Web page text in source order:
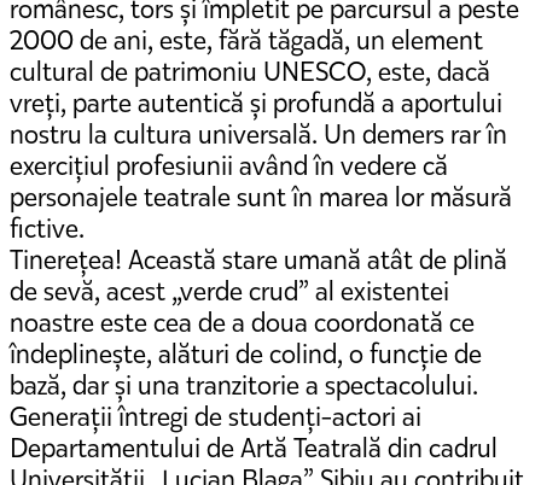
românesc, tors și împletit pe parcursul a peste
2000 de ani, este, fără tăgadă, un element
cultural de patrimoniu UNESCO, este, dacă
vreți, parte autentică și profundă a aportului
nostru la cultura universală. Un demers rar în
exercițiul profesiunii având în vedere că
personajele teatrale sunt în marea lor măsură
fictive.
Tinerețea! Această stare umană atât de plină
de sevă, acest „verde crud” al existentei
noastre este cea de a doua coordonată ce
îndeplinește, alături de colind, o funcție de
bază, dar și una tranzitorie a spectacolului.
Generații întregi de studenți-actori ai
Departamentului de Artă Teatrală din cadrul